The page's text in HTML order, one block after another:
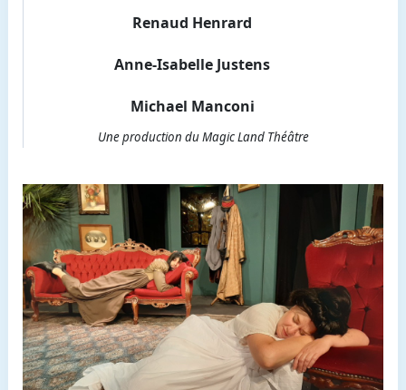
Renaud Henrard
Anne-Isabelle Justens
Michael Manconi
Une production du Magic Land Théâtre